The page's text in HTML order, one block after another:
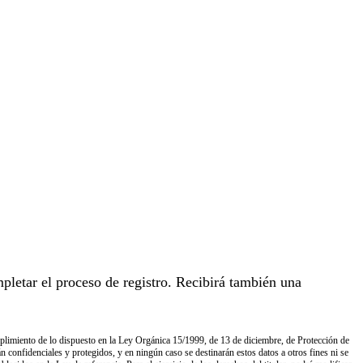
el proceso de registro. Recibirá también una
de lo dispuesto en la Ley Orgánica 15/1999, de 13 de diciembre, de Protección de
y protegidos, y en ningún caso se destinarán estos datos a otros fines ni se